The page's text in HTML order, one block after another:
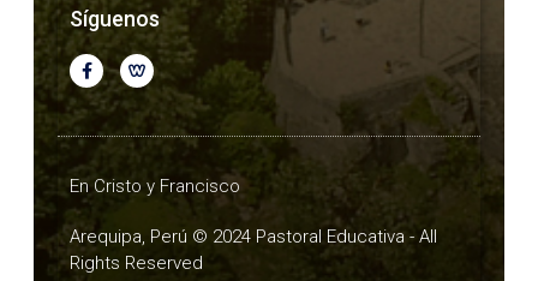
Síguenos
En Cristo y Francisco
Arequipa, Perú © 2024 Pastoral Educativa - All
Rights Reserved